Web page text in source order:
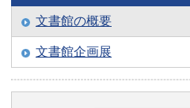
文書館の概要
文書館企画展